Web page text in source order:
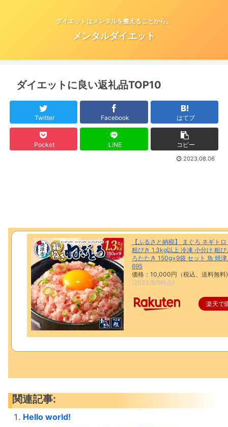
ダイエットはメンタルを整えることから。
メンタルダイエット
ダイエットに良い返礼品TOP10
Twitter Facebook はてブ
Pocket LINE コピー
2023.08.06
【ふるさと納税】 まぐろ ネギト
粗びき 1.3kg以上 冷凍 小分け 粗
ろたたき 150g×9袋 セット 魚 焼
695
価格：10,000円（税込、送料無料)
(2023/8/6時点)
楽天で
関連記事:
Hello world!